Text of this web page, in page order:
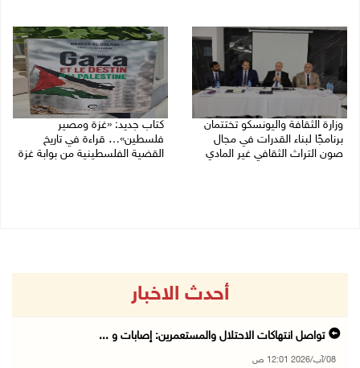
وزارة الثقافة واليونسكو تختتمان
برنامجًا لبناء القدرات في مجال
صون التراث الثقافي غير المادي
كتاب جديد: «غزة ومصير
فلسطين»… قراءة في تاريخ
القضية الفلسطينية من بوابة غزة
أحدث الاخبار
تواصل انتهاكات الاحتلال والمستعمرين: إصابات و ...
08/آب/2026 12:01 ص